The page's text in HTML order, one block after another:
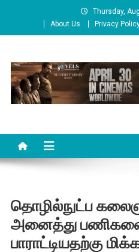
content
Thursday,
About Us
Privacy
Cinema
தொழில்நுட்ப
அனைத்து
பாராட்டியதற்கு